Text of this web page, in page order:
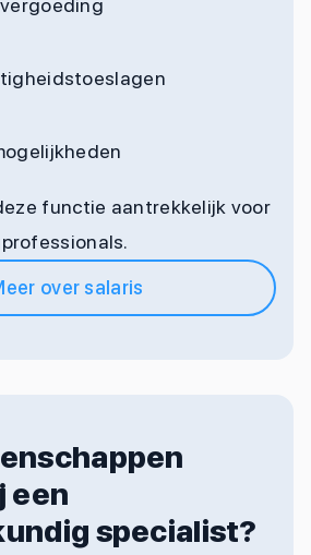
functie aantrekkelijk voor
over salaris
een
specialist?